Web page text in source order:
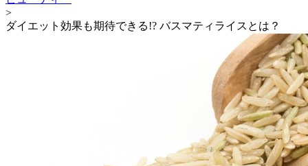
>
ダイエット効果も期待できる!? バスマティライスとは？